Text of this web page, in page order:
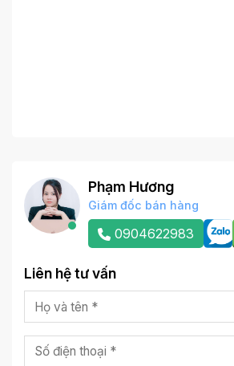
Phạm Hương
Giám đốc bán hàng
0904622983
Liên hệ tư vấn